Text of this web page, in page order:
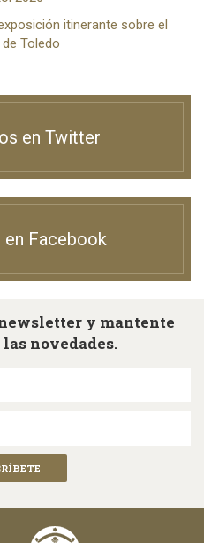
itinerante sobre el
Toledo
en Twitter
en Facebook
y mantente
novedades.